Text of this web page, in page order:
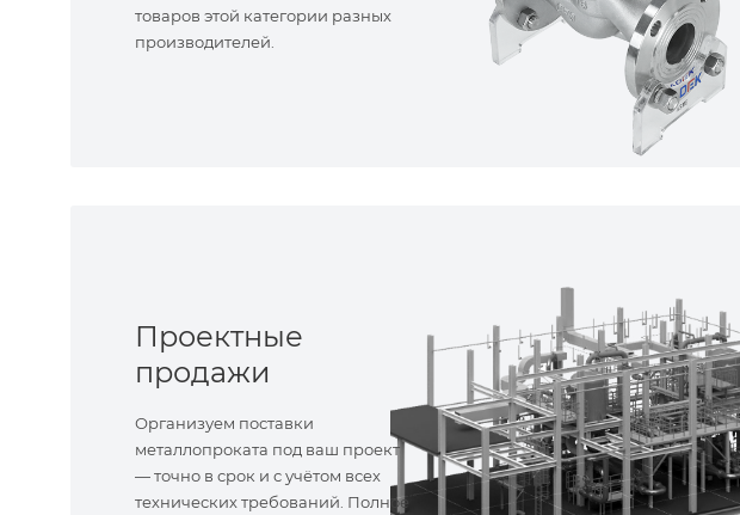
товаров этой категории разных
производителей.
Проектные
продажи
Организуем поставки
металлопроката под ваш проект
— точно в срок и с учётом всех
технических требований. Полное